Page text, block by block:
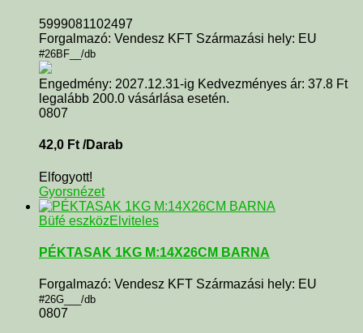
5999081102497
Forgalmazó: Vendesz KFT Származási hely: EU
#26BF__/db
Engedmény: 2027.12.31-ig Kedvezményes ár: 37.8 Ft
legalább 200.0 vásárlása esetén.
0807
42,0 Ft /Darab
Elfogyott!
Gyorsnézet
Büfé eszközElviteles
PÉKTASAK 1KG M:14X26CM BARNA
Forgalmazó: Vendesz KFT Származási hely: EU
#26G___/db
0807